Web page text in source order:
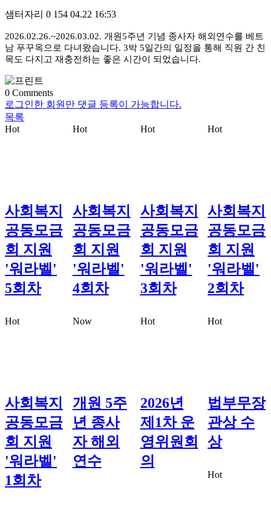
샘터자리 0 154 04.22 16:53
2026.02.26.~2026.03.02. 개원5주년 기념 종사자 해외연수를 베트
남 푸꾸옥으로 다녀왔습니다. 3박 5일간의 일정을 통해 직원 간 친
목도 다지고 재충전하는 좋은 시간이 되었습니다.
0 Comments
로그인한 회원만 댓글 등록이 가능합니다.
목록
Hot
사회복지
공동모금
회 지원
'워라벨'
5회차
Hot
사회복지
공동모금
회 지원
'워라벨'
4회차
Hot
사회복지
공동모금
회 지원
'워라벨'
3회차
Hot
사회복지
공동모금
회 지원
'워라벨'
2회차
Hot
사회복지
공동모금
회 지원
'워라벨'
1회차
Now
개원 5주
년 종사
자 해외
연수
Hot
2026년
제1차 운
영위원회
의
Hot
법부무장
관상 수
상
Hot